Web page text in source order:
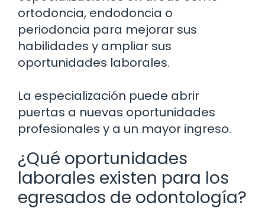
ortodoncia, endodoncia o
periodoncia para mejorar sus
habilidades y ampliar sus
oportunidades laborales.
La especialización puede abrir
puertas a nuevas oportunidades
profesionales y a un mayor ingreso.
¿Qué oportunidades
laborales existen para los
egresados de odontología?